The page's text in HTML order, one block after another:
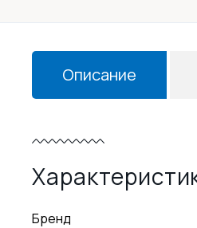
Описание
Бренд